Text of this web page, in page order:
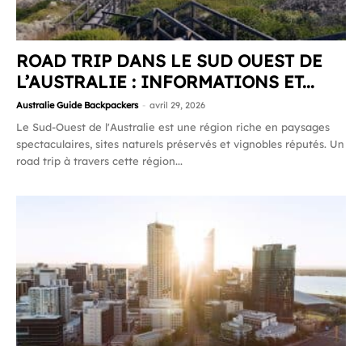
ROAD TRIP DANS LE SUD OUEST DE
L’AUSTRALIE : INFORMATIONS ET...
Australie Guide Backpackers - avril 29, 2026
Le Sud-Ouest de l'Australie est une région riche en paysages
spectaculaires, sites naturels préservés et vignobles réputés. Un
road trip à travers cette région...